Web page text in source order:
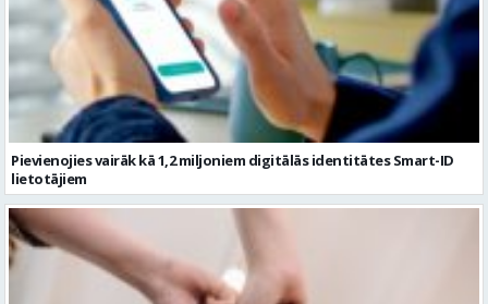
Pievienojies vairāk kā 1,2 miljoniem digitālās identitātes Smart-ID
lietotājiem